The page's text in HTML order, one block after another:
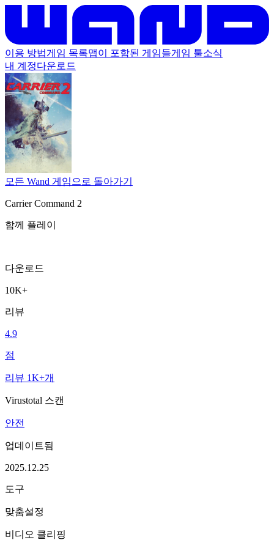
이용 방법게임 목록맵이 포함된 게임들게임 툴소식
내 계정다운로드
모든 Wand 게임으로 돌아가기
Carrier Command 2
함께 플레이
다운로드
10K+
리뷰
4.9
점
리뷰 1K+개
Virustotal 스캔
안전
업데이트됨
2025.12.25
도구
맞춤설정
비디오 클리핑